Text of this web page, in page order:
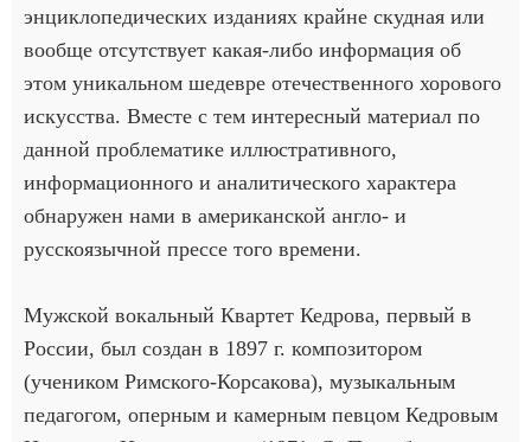
энциклопедических изданиях крайне скудная или
вообще отсутствует какая-либо информация об
этом уникальном шедевре отечественного хорового
искусства. Вместе с тем интересный материал по
данной проблематике иллюстративного,
информационного и аналитического характера
обнаружен нами в американской англо- и
русскоязычной прессе того времени.
Мужской вокальный Квартет Кедрова, первый в
России, был создан в 1897 г. композитором
(учеником Римского-Корсакова), музыкальным
педагогом, оперным и камерным певцом Кедровым